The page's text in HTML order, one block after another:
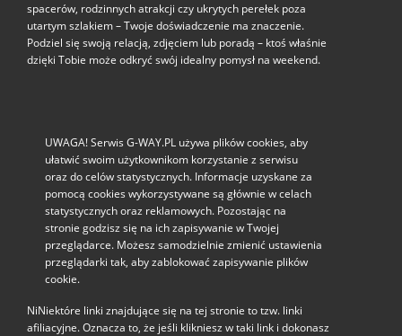
spacerów, rodzinnych atrakcji czy ukrytych perełek poza
utartym szlakiem – Twoje doświadczenie ma znaczenie.
Podziel się swoją relacją, zdjęciem lub poradą – ktoś właśnie
dzięki Tobie może odkryć swój idealny pomysł na weekend.
UWAGA! Serwis G-WAY.PL używa plików cookies, aby
ułatwić swoim użytkownikom korzystanie z serwisu
oraz do celów statystycznych. Informacje uzyskane za
pomocą cookies wykorzystywane są głównie w celach
statystycznych oraz reklamowych. Pozostając na
stronie godzisz się na ich zapisywanie w Twojej
przeglądarce. Możesz samodzielnie zmienić ustawienia
przeglądarki tak, aby zablokować zapisywanie plików
cookie.
NiNiektóre linki znajdujące się na tej stronie to tzw. linki
afiliacyjne. Oznacza to, że jeśli klikniesz w taki link i dokonasz